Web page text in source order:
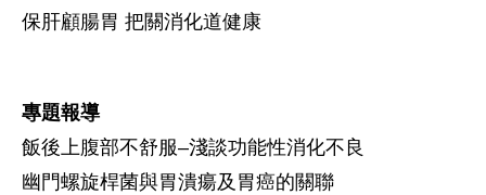
保肝顧腸胃 把關消化道健康
專題報導
飯後上腹部不舒服–淺談功能性消化不良
幽門螺旋桿菌與胃潰瘍及胃癌的關聯